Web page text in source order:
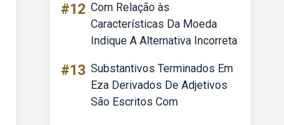
#12 Com Relação às
Características Da Moeda
Indique A Alternativa Incorreta
#13 Substantivos Terminados Em
Eza Derivados De Adjetivos
São Escritos Com